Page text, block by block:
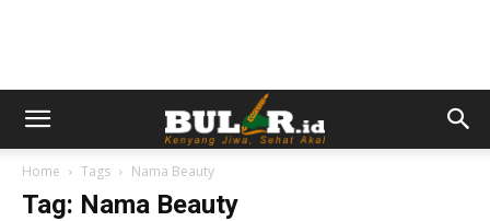
Home Tags Nama Beauty
Tag: Nama Beauty